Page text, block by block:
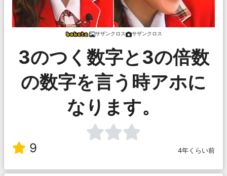
サザンクロス サザンクロス
3のつく数字と3の倍数
の数字を言う時アホに
なります。
9 4年くらい前